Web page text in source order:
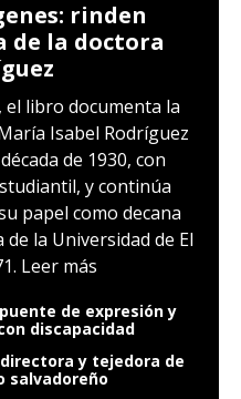
rinden
de la doctora
el libro documenta la
Isabel Rodríguez
de 1930, con
y continúa
papel como decana
de la Universidad de El
Leer más
de expresión y
discapacidad
y tejedora de
salvadoreño